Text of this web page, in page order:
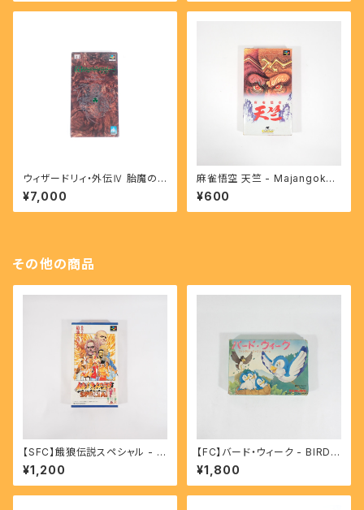
ウィザードリィ・外伝Ⅳ 胎魔の
鼓動 - Wizardry Throb of th
e Demon's heart 【SFC】
¥7,000
麻雀悟空 天竺 - Majangoku
Tenjiku 【SFC】
¥600
その他の商品
【SFC】餓狼伝説スペシャル - F
atal Fury Special
¥1,200
【FC】バード・ウィーク - BIRD
WEEK
¥1,800